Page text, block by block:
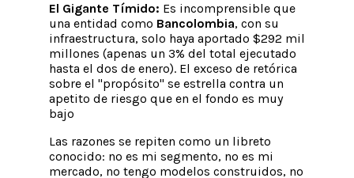
El Gigante Tímido: Es incomprensible que
una entidad como Bancolombia, con su
infraestructura, solo haya aportado $292 mil
millones (apenas un 3% del total ejecutado
hasta el dos de enero). El exceso de retórica
sobre el "propósito" se estrella contra un
apetito de riesgo que en el fondo es muy
bajo
Las razones se repiten como un libreto
conocido: no es mi segmento, no es mi
mercado, no tengo modelos construidos, no